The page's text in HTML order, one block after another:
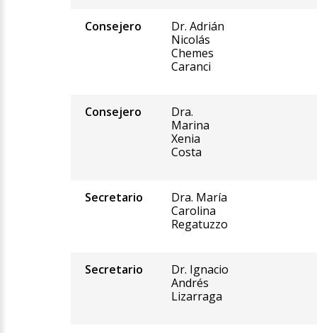
Consejero
Dr. Adrián
Nicolás
Chemes
Caranci
Consejero
Dra.
Marina
Xenia
Costa
Secretario
Dra. María
Carolina
Regatuzzo
Secretario
Dr. Ignacio
Andrés
Lizarraga